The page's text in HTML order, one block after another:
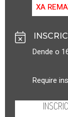
XA
Dende o
Require